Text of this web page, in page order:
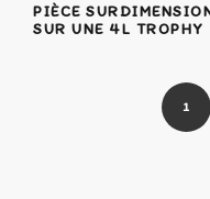
PIÈCE
SUR UNE 4L TROPHY
1